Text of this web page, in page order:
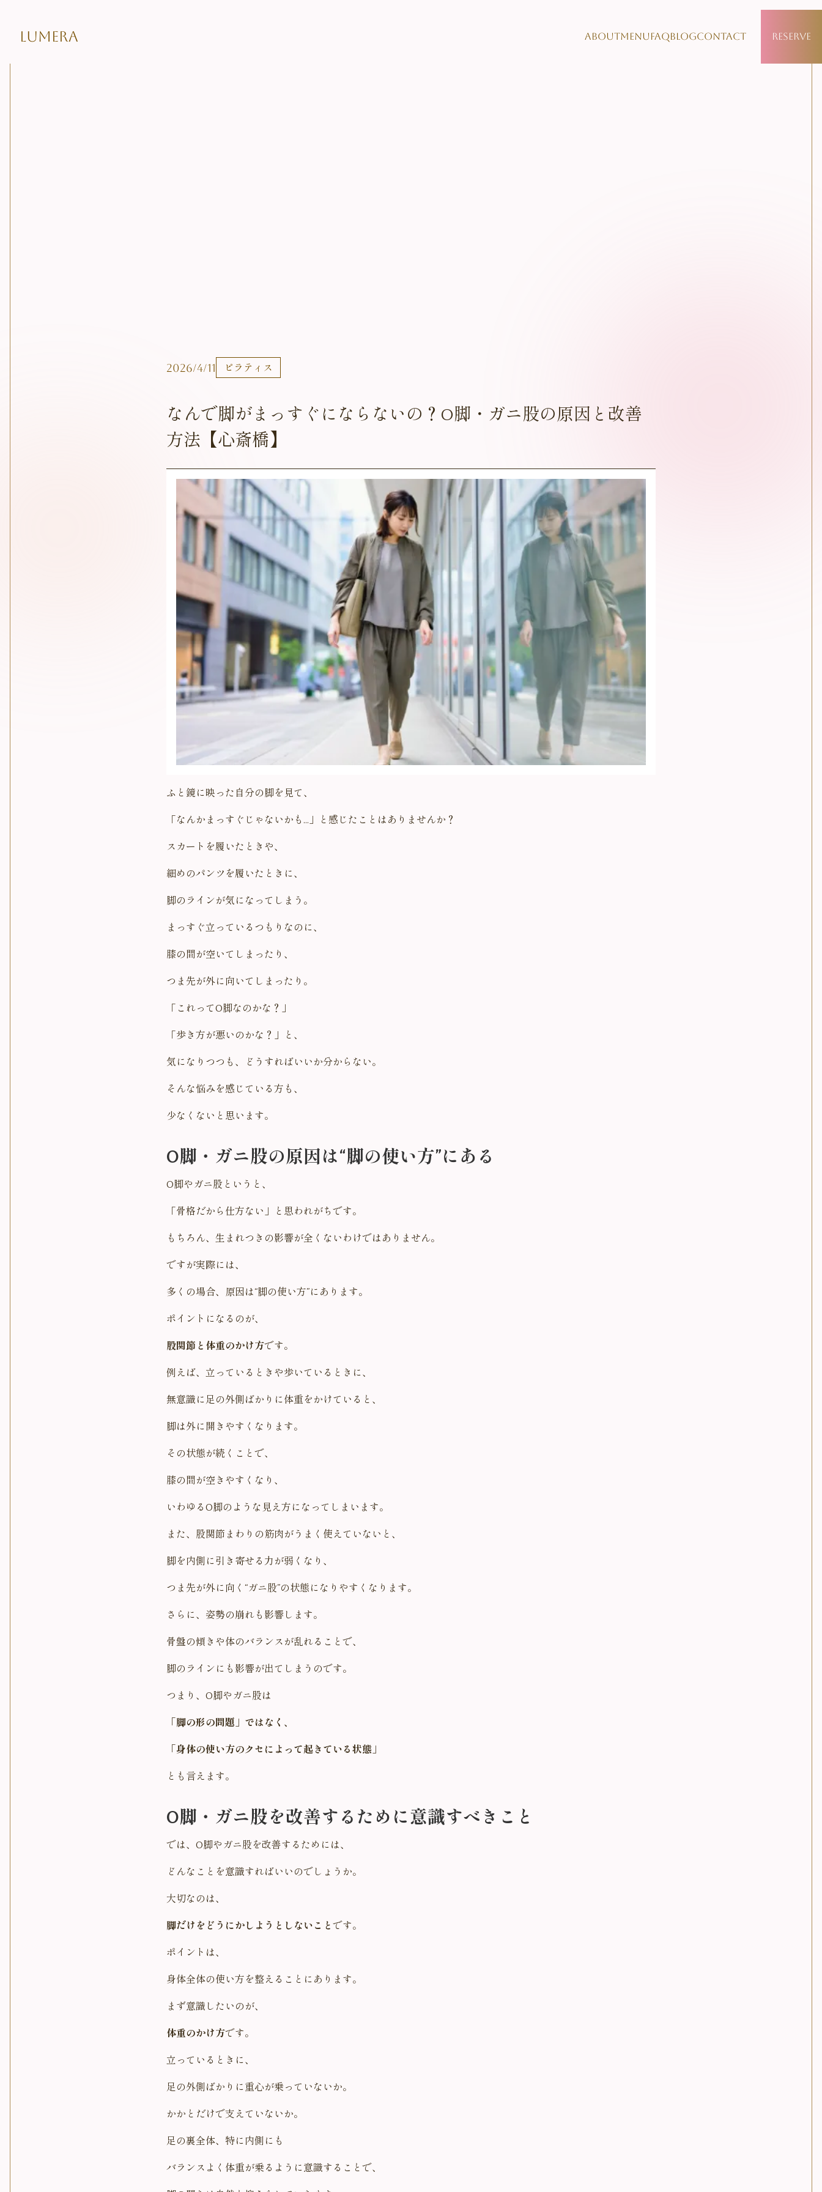
LUMERA AboutMenu FAQBlogContact Reserve
2026/4/11 ピラティス
なんで脚がまっすぐにならないの？O脚・ガニ股の原因と改善
方法【心斎橋】
ふと鏡に映った自分の脚を見て、
「なんかまっすぐじゃないかも…」と感じたことはありませんか？
スカートを履いたときや、
細めのパンツを履いたときに、
脚のラインが気になってしまう。
まっすぐ立っているつもりなのに、
膝の間が空いてしまったり、
つま先が外に向いてしまったり。
「これってO脚なのかな？」
「歩き方が悪いのかな？」と、
気になりつつも、どうすればいいか分からない。
そんな悩みを感じている方も、
少なくないと思います。
O脚・ガニ股の原因は“脚の使い方”にある
O脚やガニ股というと、
「骨格だから仕方ない」と思われがちです。
もちろん、生まれつきの影響が全くないわけではありません。
ですが実際には、
多くの場合、原因は“脚の使い方”にあります。
ポイントになるのが、
股関節と体重のかけ方です。
例えば、立っているときや歩いているときに、
無意識に足の外側ばかりに体重をかけていると、
脚は外に開きやすくなります。
その状態が続くことで、
膝の間が空きやすくなり、
いわゆるO脚のような見え方になってしまいます。
また、股関節まわりの筋肉がうまく使えていないと、
脚を内側に引き寄せる力が弱くなり、
つま先が外に向く“ガニ股”の状態になりやすくなります。
さらに、姿勢の崩れも影響します。
骨盤の傾きや体のバランスが乱れることで、
脚のラインにも影響が出てしまうのです。
つまり、O脚やガニ股は
「脚の形の問題」ではなく、
「身体の使い方のクセによって起きている状態」
とも言えます。
O脚・ガニ股を改善するために意識すべきこと
では、O脚やガニ股を改善するためには、
どんなことを意識すればいいのでしょうか。
大切なのは、
脚だけをどうにかしようとしないこと です。
ポイントは、
身体全体の使い方を整えることにあります。
まず意識したいのが、
体重のかけ方です。
立っているときに、
足の外側ばかりに重心が乗っていないか。
かかとだけで支えていないか。
足の裏全体、特に内側にも
バランスよく体重が乗るように意識することで、